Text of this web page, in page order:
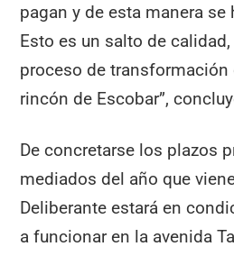
pagan y de esta manera se
Esto es un salto de
proceso de transformación
rincón de Escobar”,
De concretarse los plazos
mediados del año que
Deliberante estará en
a funcionar en la avenida